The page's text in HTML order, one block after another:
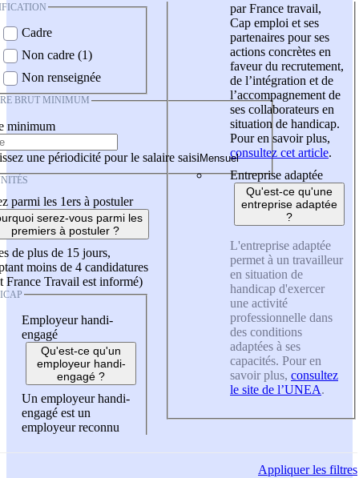
Cadre
Non cadre (1)
Non renseignée
BRUT MINIMUM
minimum
une périodicité pour le salaire saisi
parmi les 1ers à postuler
serez-vous parmi les
premiers à postuler ?
de plus de 15 jours,
moins de 4 candidatures
France Travail est informé)
Employeur handi-
engagé
Qu'est-ce qu'un
employeur handi-
engagé ?
Un employeur handi-
engagé est un
employeur reconnu
par France travail,
Cap emploi et ses
partenaires pour ses
actions concrètes en
faveur du recrutement,
de l’intégration et de
l’accompagnement de
ses collaborateurs en
situation de handicap.
Pour en savoir plus,
consultez cet article.
Entreprise adaptée
Qu'est-ce qu'une
entreprise adaptée
?
L'entreprise adaptée
permet à un travailleur
en situation de
handicap d'exercer
une activité
professionnelle dans
des conditions
adaptées à ses
capacités. Pour en
savoir plus, consultez
le site de l’UNEA.
Appliquerles filtres